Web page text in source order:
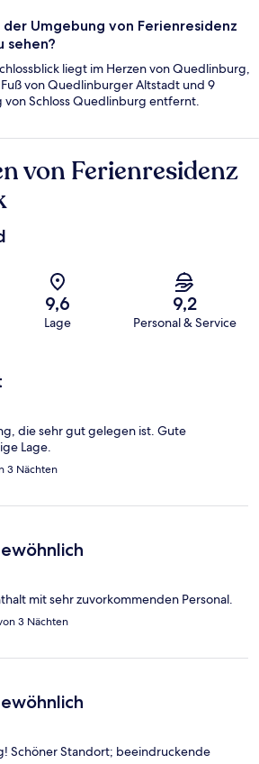
der Umgebung von Ferienresidenz
sehen?
liegt im Herzen von Quedlinburg,
Fuß von Quedlinburger Altstadt und 9
von Schloss Quedlinburg entfernt.
von Ferienresidenz
9,6
Lage
9,2
Personal & Service
die sehr gut gelegen ist. Gute
Lage.
3 Nächten
mit sehr zuvorkommenden Personal.
3 Nächten
Schöner Standort; beeindruckende